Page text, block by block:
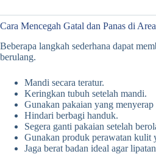
Cara Mencegah Gatal dan Panas di
Beberapa langkah sederhana dapat
berulang.
Mandi secara teratur.
Keringkan tubuh setelah mandi.
Gunakan pakaian yang menyerap
Hindari berbagi handuk.
Segera ganti pakaian setelah
Gunakan produk perawatan kulit
Jaga berat badan ideal agar